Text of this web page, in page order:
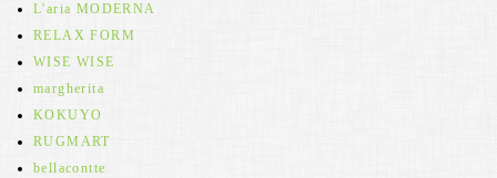
L'aria MODERNA
RELAX FORM
WISE WISE
margherita
KOKUYO
RUGMART
bellacontte